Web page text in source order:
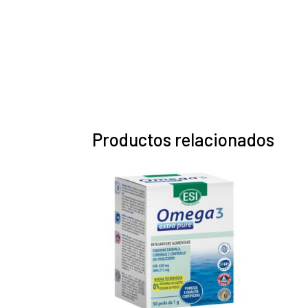
Productos relacionados